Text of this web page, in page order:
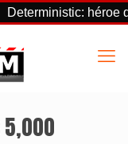
héroe del